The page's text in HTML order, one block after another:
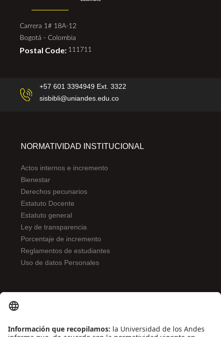
Carrera 1# 18A-12
Bogotá - Colombia
Postal Code: 111711
+57 601 3394949 Ext. 3322
sisbibli@uniandes.edu.co
NORMATIVIDAD INSTITUCIONAL
Actos internos e incremento
Bienestar
Derechos pecunarios
Estatuto Docente
Estatuto general
Ley de transparencia
Porcentaje de incremento
Reglamentos de estudiantes
Uso de datos Personales
Contáctenos